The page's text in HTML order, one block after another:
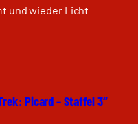
und wieder Licht
Picard – Staffel 3“